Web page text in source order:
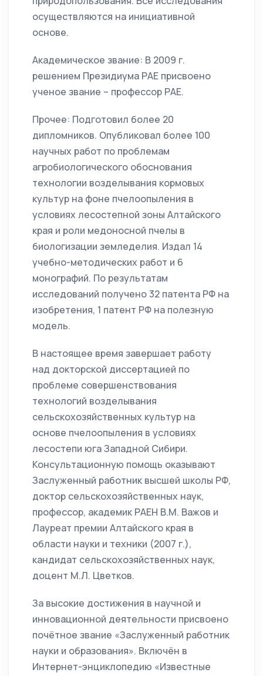
осуществляются на инициативной
основе.
Академическое звание: В 2009 г.
решением Президиума РАЕ присвоено
ученое звание – профессор РАЕ.
Прочее: Подготовил более 20
дипломников. Опубликовал более 100
научных работ по проблемам
агробиологического обоснования
технологии возделывания кормовых
культур на фоне пчелоопыления в
условиях лесостепной зоны Алтайского
края и роли медоносной пчелы в
биологизации земледелия. Издал 14
учебно-методических работ и 6
монографий. По результатам
исследований получено 32 патента РФ на
изобретения, 1 патент РФ на полезную
модель.
В настоящее время завершает работу
над докторской диссертацией по
проблеме совершенствования
технологий возделывания
сельскохозяйственных культур на
основе пчелоопыления в условиях
лесостепи юга Западной Сибири.
Консультационную помощь оказывают
Заслуженный работник высшей школы РФ,
доктор сельскохозяйственных наук,
профессор, академик РАЕН В.М. Важов и
Лауреат премии Алтайского края в
области науки и техники (2007 г.),
кандидат сельскохозяйственных наук,
доцент М.Л. Цветков.
За высокие достижения в научной и
инновационной деятельности присвоено
почётное звание «Заслуженный работник
науки и образования». Включён в
Интернет-энциклопедию «Известные